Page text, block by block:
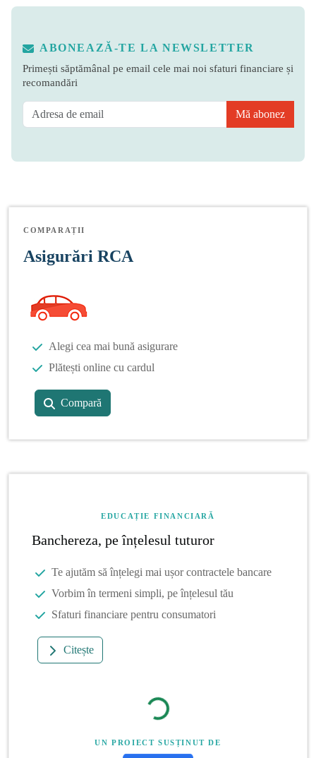
ABONEAZĂ-TE LA NEWSLETTER
Primești săptămânal pe email cele mai noi sfaturi financiare și
recomandări
Mă abonez
COMPARAȚII
Asigurări RCA
Alegi cea mai bună asigurare
Plătești online cu cardul
Compară
EDUCAȚIE FINANCIARĂ
Banchereza, pe înțelesul tuturor
Te ajutăm să înțelegi mai ușor contractele bancare
Vorbim în termeni simpli, pe înțelesul tău
Sfaturi financiare pentru consumatori
Citește
UN PROIECT SUSȚINUT DE